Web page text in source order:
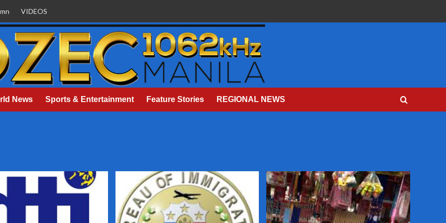
VIDEOS
News Sports & Entertainment Feature Stories REGIONAL NEWS